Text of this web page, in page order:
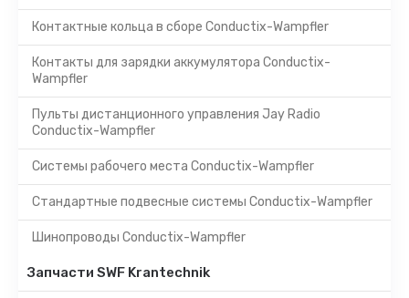
Контактные кольца в сборе Conductix-Wampfler
Контакты для зарядки аккумулятора Conductix-
Wampfler
Пульты дистанционного управления Jay Radio
Conductix-Wampfler
Системы рабочего места Conductix-Wampfler
Стандартные подвесные системы Conductix-Wampfler
Шинопроводы Conductix-Wampfler
Запчасти SWF Krantechnik